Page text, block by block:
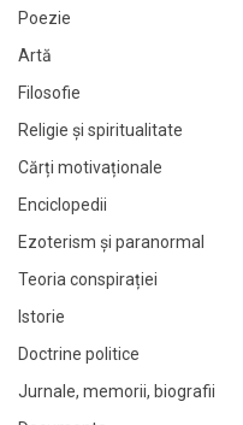
Poezie
Artă
Filosofie
Religie și spiritualitate
Cărți motivaționale
Enciclopedii
Ezoterism și paranormal
Teoria conspirației
Istorie
Doctrine politice
Jurnale, memorii, biografii